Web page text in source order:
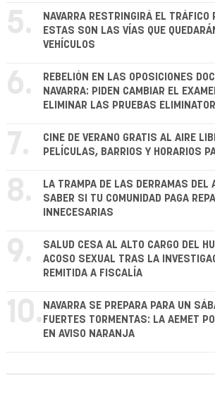
5.
NAVARRA RESTRINGIRÁ EL TRÁFICO
ESTAS SON LAS VÍAS QUE
VEHÍCULOS
6.
REBELIÓN EN LAS OPOSICIONES
NAVARRA: PIDEN CAMBIAR EL
ELIMINAR LAS PRUEBAS
7.
CINE DE VERANO GRATIS AL AIRE
PELÍCULAS, BARRIOS Y HORARIOS
8.
LA TRAMPA DE LAS DERRAMAS DEL
SABER SI TU COMUNIDAD PAGA
INNECESARIAS
9.
SALUD CESA AL ALTO CARGO DEL
ACOSO SEXUAL TRAS LA
REMITIDA A FISCALÍA
10. NAVARRA SE PREPARA PARA UN
FUERTES TORMENTAS: LA AEMET
EN AVISO NARANJA